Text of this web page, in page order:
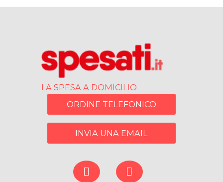
LA SPESA A DOMICILIO
ORDINE TELEFONICO
INVIA UNA EMAIL